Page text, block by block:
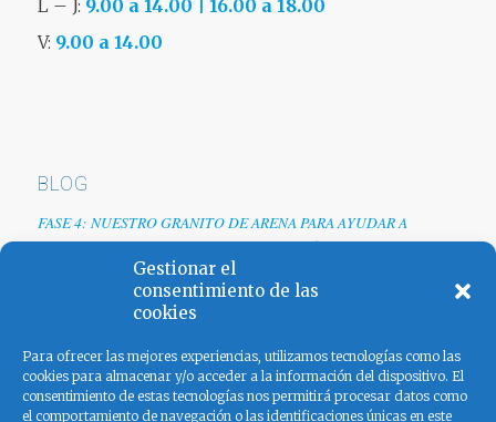
Gestionar el
consentimiento de las
cookies
Para ofrecer las mejores experiencias, utilizamos tecnologías como las
cookies para almacenar y/o acceder a la información del dispositivo. El
consentimiento de estas tecnologías nos permitirá procesar datos como
el comportamiento de navegación o las identificaciones únicas en este
L – J: 9.00 a 14.00 | 16.00 a 18.00
V: 9.00 a 14.00
BLOG
FASE 4: NUESTRO GRANITO DE ARENA PARA AYUDAR A
EMPRESAS TRAS LA CRISIS DEL COVID-19
Renovamos web